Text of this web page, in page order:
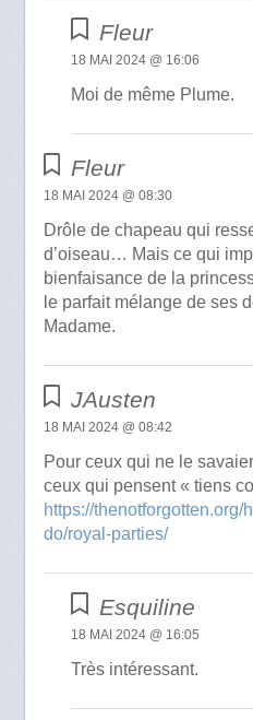
Fleur
18 MAI 2024 @ 16:06
Moi de même Plume.
Fleur
18 MAI 2024 @ 08:30
Drôle de chapeau qui
d’oiseau… Mais ce qui
bienfaisance de la
le parfait mélange de ses
Madame.
JAusten
18 MAI 2024 @ 08:42
Pour ceux qui ne le
ceux qui pensent « tiens
https://
do/royal-parties/
Esquiline
18 MAI 2024 @ 16:05
Très intéressant.